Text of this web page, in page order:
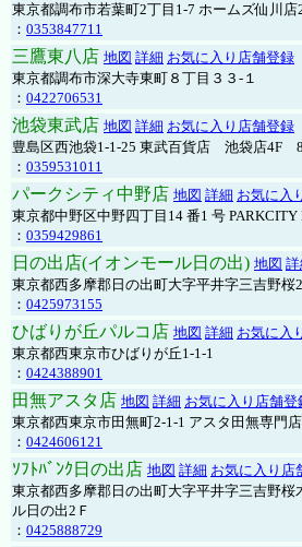
東京都調布市若葉町2丁目1-7 ホームズ仙川店
： 0353847711
三鷹東八店 地図 詳細 お気に入り店舗登録
東京都調布市深大寺東町８丁目３３-１
： 0422706531
池袋東武店 地図 詳細 お気に入り店舗登録
豊島区西池袋1-1-25 東武百貨店 池袋店4F
： 0359531011
パークシティ中野店 地図 詳細 お気に入
東京都中野区中野四丁目14 番1 号 PARKCITY
： 0359429861
日の出店(イオンモール日の出) 地図 詳
東京都西多摩郡日の出町大字平井字三吉野桜
： 0425973155
ひばりが丘パルコ店 地図 詳細 お気に入
東京都西東京市ひばりが丘1-1-1
： 0424388901
田無アスタ店 地図 詳細 お気に入り店舗登
東京都西東京市田無町2-1-1 アスタ田無専門
： 0424606121
ｿﾌﾄﾊﾞﾝｸ日の出店 地図 詳細 お気に入り店
東京都西多摩郡日の出町大字平井字三吉野
ル日の出2Ｆ
： 0425888729